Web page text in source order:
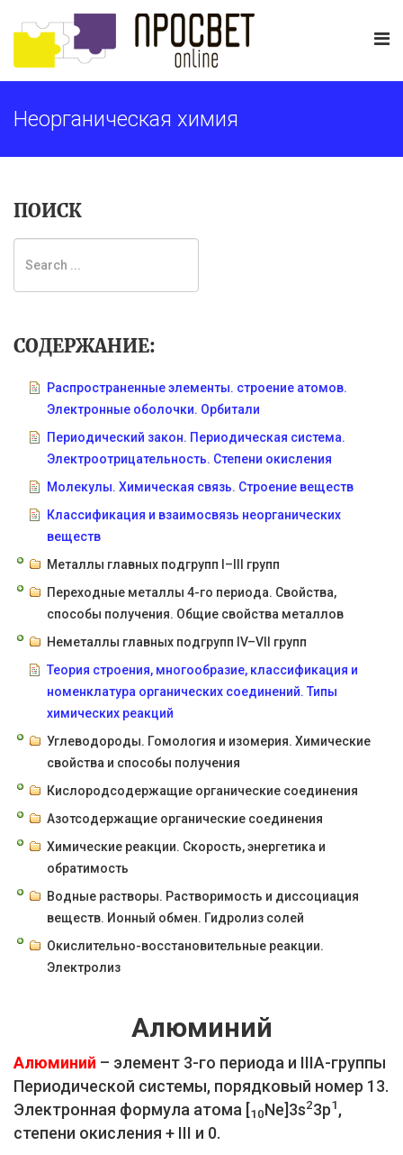
Неорганическая химия
ПОИСК
СОДЕРЖАНИЕ:
Распространенные элементы. строение атомов.
Электронные оболочки. Орбитали
Периодический закон. Периодическая система.
Электроотрицательность. Степени окисления
Молекулы. Химическая связь. Строение веществ
Классификация и взаимосвязь неорганических
веществ
Металлы главных подгрупп I–III групп
Переходные металлы 4-го периода. Свойства,
способы получения. Общие свойства металлов
Неметаллы главных подгрупп IV–VII групп
Теория строения, многообразие, классификация и
номенклатура органических соединений. Типы
химических реакций
Углеводороды. Гомология и изомерия. Химические
свойства и способы получения
Кислородсодержащие органические соединения
Азотсодержащие органические соединения
Химические реакции. Скорость, энергетика и
обратимость
Водные растворы. Растворимость и диссоциация
веществ. Ионный обмен. Гидролиз солей
Окислительно-восстановительные реакции.
Электролиз
Алюминий
Алюминий – элемент 3-го периода и IIIA-группы
Периодической системы, порядковый номер 13.
Электронная формула атома [10Ne]3s23p1,
степени окисления + III и 0.